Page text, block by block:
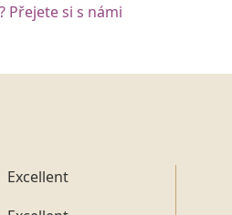
Přejete si s námi
Excellent